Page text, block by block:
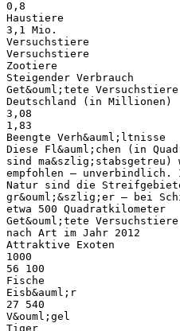
0,8
Haustiere
3,1 Mio.
Versuchstiere
Versuchstiere
Zootiere
Steigender Verbrauch
Get&ouml;tete
Deutschland (in Millionen)
3,08
1,83
Beengte Verh&auml;ltnisse
Diese Fl&auml;chen (in
sind ma&szlig;stabsgetreu)
empfohlen –
Natur sind die
gr&ouml;&szlig;er – bei
etwa 500 Quadratkilometer
Get&ouml;tete
nach Art im Jahr 2012
Attraktive Exoten
1000
56 100
Fische
Eisb&auml;r
27 540
V&ouml;gel
Tiger